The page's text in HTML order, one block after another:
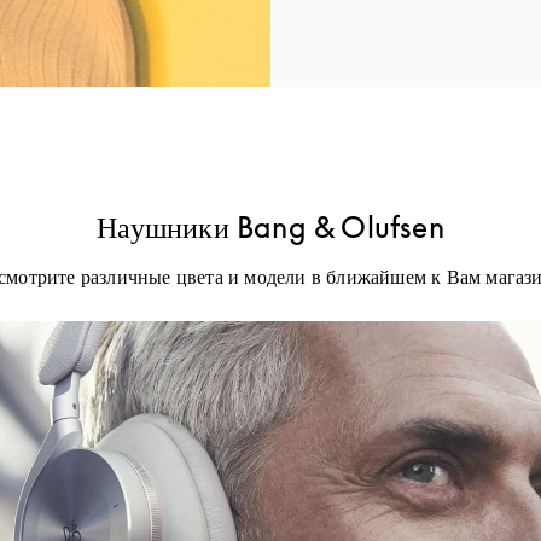
Наушники Bang & Olufsen
различные цвета и модели в ближайшем к Вам